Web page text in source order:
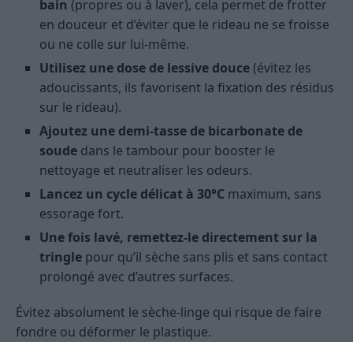
bain (propres ou à laver), cela permet de frotter
en douceur et d’éviter que le rideau ne se froisse
ou ne colle sur lui-même.
Utilisez une dose de lessive douce (évitez les
adoucissants, ils favorisent la fixation des résidus
sur le rideau).
Ajoutez une demi-tasse de bicarbonate de
soude dans le tambour pour booster le
nettoyage et neutraliser les odeurs.
Lancez un cycle délicat à 30°C maximum, sans
essorage fort.
Une fois lavé, remettez-le directement sur la
tringle pour qu’il sèche sans plis et sans contact
prolongé avec d’autres surfaces.
Évitez absolument le sèche-linge qui risque de faire
fondre ou déformer le plastique.